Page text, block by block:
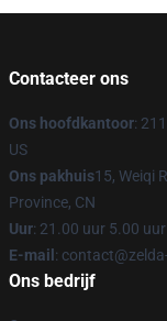
Contacteer ons
Ons hoofdkantoor:
US
Ons pakhuis15, Weiqi
Province, CN
Uur: 21.00 uur 5.00 uur
E-mail :
Ons bedrijf